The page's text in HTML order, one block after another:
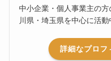
中小企業・個人事業主の
川県・埼玉県を中心に活動
詳細なプロフ